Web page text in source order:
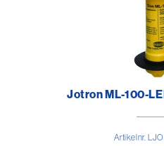
Jotron ML-100-
Artikelnr.